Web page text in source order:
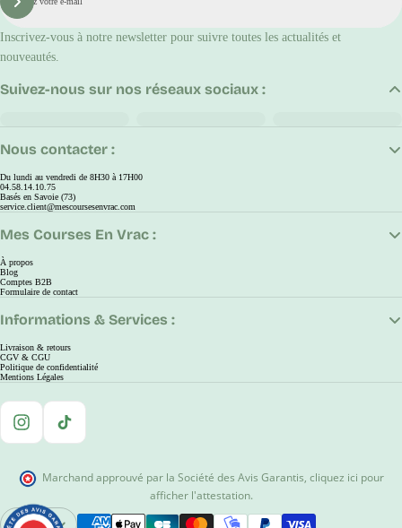
S'inscrire
Inscrivez-vous à notre newsletter pour suivre toutes les actualités et
nouveautés.
Nous contacter :
Du lundi au vendredi de 8H30 à 17H00
04.58.14.10.75
Basés en Savoie (73)
service.client@mescoursesenvrac.com
Mes Courses En Vrac :
À propos
Blog
Comptes B2B
Formulaire de contact
Informations & Services :
Livraison & retours
CGV & CGU
Politique de confidentialité
Mentions Légales
Suivez-nous sur nos réseaux sociaux :
Instagram
TikTok
Marchand approuvé par la Société des Avis Garantis, cliquez ici pour
afficher l'attestation.
EUR